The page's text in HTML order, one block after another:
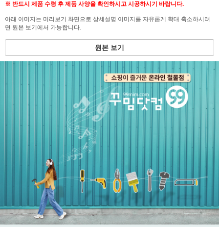
※ 반드시 제품 수령 후 제품 사양을 확인하시고 시공하시기 바랍니다.
아래 이미지는 미리보기 화면으로 상세설명 이미지를 자유롭게 확대 축소하시려
면 원본 보기에서 가능합니다.
원본 보기